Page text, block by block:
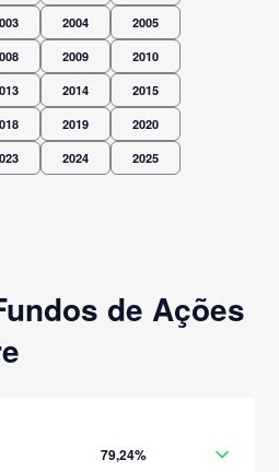
2004 2005
2009 2010
2014 2015
2019 2020
2024 2025
de Ações
79,24%